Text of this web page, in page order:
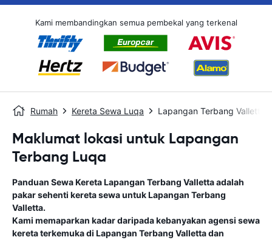
Kami membandingkan semua pembekal yang terkenal
Rumah Kereta Sewa Luqa Lapangan Terbang Valletta
Maklumat lokasi untuk Lapangan
Terbang Luqa
Panduan Sewa KeretaLapangan Terbang Vallettaadalah
pakar sehenti kereta sewa untukLapangan Terbang
Valletta.
Kami memaparkan kadar daripada kebanyakan agensi sewa
kereta terkemuka di Lapangan Terbang Vallettadan